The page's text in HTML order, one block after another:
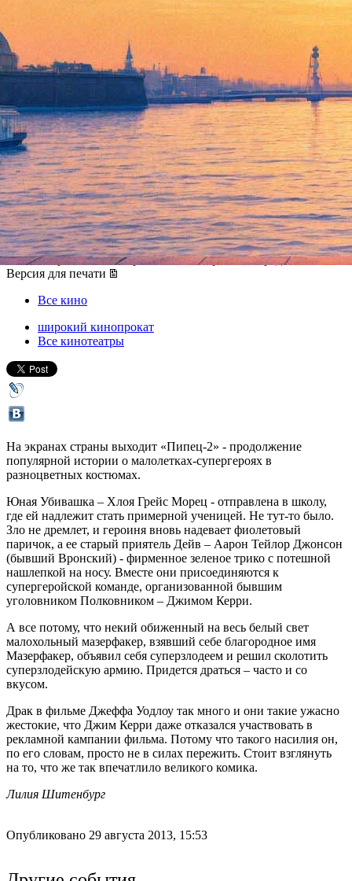
«Пипец-2»: новые
приключения Убивашки и ее
друзей
05 сентября 2013, четверг-18 сентября 2013, среда
Версия для печати
Все кино
широкий кинопрокат
Все кинотеатры
На экранах страны выходит «Пипец-2» - продолжение
популярной истории о малолетках-супергероях в
разноцветных костюмах.
Юная Убивашка – Хлоя Грейс Морец - отправлена в школу,
где ей надлежит стать примерной ученицей. Не тут-то было.
Зло не дремлет, и героиня вновь надевает фиолетовый
паричок, а ее старый приятель Дейв – Аарон Тейлор Джонсон
(бывший Вронский) - фирменное зеленое трико с потешной
нашлепкой на носу. Вместе они присоединяются к
супергеройской команде, организованной бывшим
уголовником Полковником – Джимом Керри.
А все потому, что некий обиженный на весь белый свет
малохольный мазерфакер, взявший себе благородное имя
Мазерфакер, объявил себя суперзлодеем и решил сколотить
суперзлодейскую армию. Придется драться – часто и со
вкусом.
Драк в фильме Джеффа Уодлоу так много и они такие ужасно
жестокие, что Джим Керри даже отказался участвовать в
рекламной кампании фильма. Потому что такого насилия он,
по его словам, просто не в силах пережить. Стоит взглянуть
на то, что же так впечатлило великого комика.
Лилия Шитенбург
Опубликовано 29 августа 2013, 15:53